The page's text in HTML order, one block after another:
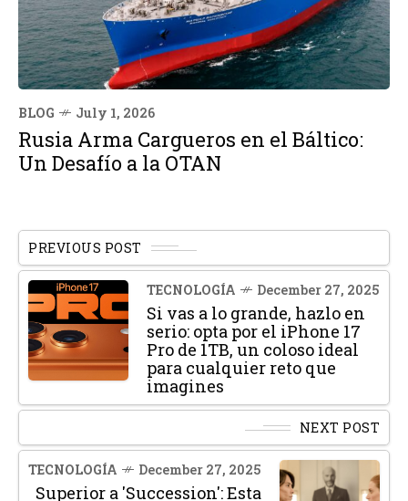
BLOG July 1, 2026
Rusia Arma Cargueros en el Báltico:
Un Desafío a la OTAN
PREVIOUS POST
TECNOLOGÍA December 27, 2025
Si vas a lo grande, hazlo en
serio: opta por el iPhone 17
Pro de 1TB, un coloso ideal
para cualquier reto que
imagines
NEXT POST
TECNOLOGÍA December 27, 2025
Superior a 'Succession': Esta